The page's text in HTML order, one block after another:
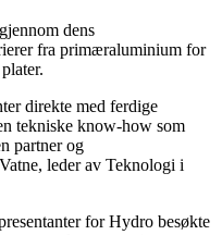
dens
fra primæraluminium for
direkte med ferdige
tekniske know-how som
partner og
leder av Teknologi i
for Hydro besøkte